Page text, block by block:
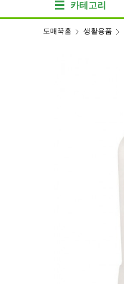
카테고리
도매꾹홈 생활용품